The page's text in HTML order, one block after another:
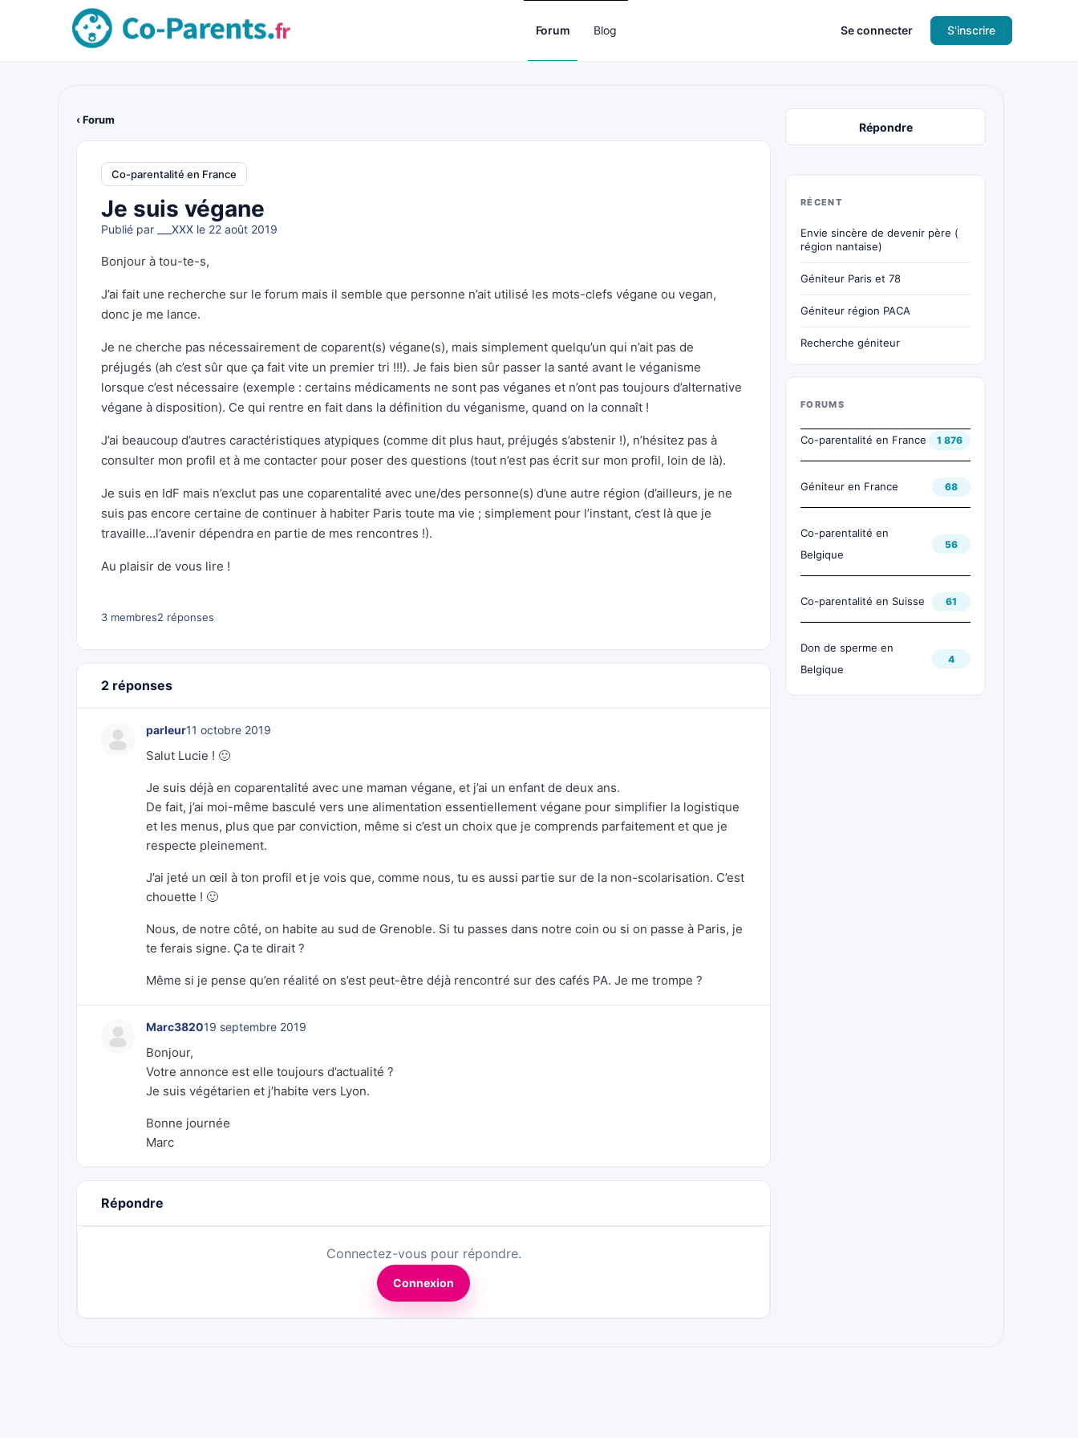
Forum Blog Se connecter S'inscrire
‹ Forum
Co-parentalité en France
Je suis végane
Publié par ___XXX le 22 août 2019
Bonjour à tou-te-s,
J’ai fait une recherche sur le forum mais il semble que personne n’ait utilisé les mots-clefs végane ou vegan,
donc je me lance.
Je ne cherche pas nécessairement de coparent(s) végane(s), mais simplement quelqu’un qui n’ait pas de
préjugés (ah c’est sûr que ça fait vite un premier tri !!!). Je fais bien sûr passer la santé avant le véganisme
lorsque c’est nécessaire (exemple : certains médicaments ne sont pas véganes et n’ont pas toujours d’alternative
végane à disposition). Ce qui rentre en fait dans la définition du véganisme, quand on la connaît !
J’ai beaucoup d’autres caractéristiques atypiques (comme dit plus haut, préjugés s’abstenir !), n’hésitez pas à
consulter mon profil et à me contacter pour poser des questions (tout n’est pas écrit sur mon profil, loin de là).
Je suis en IdF mais n’exclut pas une coparentalité avec une/des personne(s) d’une autre région (d’ailleurs, je ne
suis pas encore certaine de continuer à habiter Paris toute ma vie ; simplement pour l’instant, c’est là que je
travaille…l’avenir dépendra en partie de mes rencontres !).
Au plaisir de vous lire !
3 membres2 réponses
2 réponses
parleur11 octobre 2019
Salut Lucie ! 🙂
Je suis déjà en coparentalité avec une maman végane, et j’ai un enfant de deux ans.
De fait, j’ai moi-même basculé vers une alimentation essentiellement végane pour simplifier la logistique
et les menus, plus que par conviction, même si c’est un choix que je comprends parfaitement et que je
respecte pleinement.
J’ai jeté un œil à ton profil et je vois que, comme nous, tu es aussi partie sur de la non-scolarisation. C’est
chouette ! 🙂
Nous, de notre côté, on habite au sud de Grenoble. Si tu passes dans notre coin ou si on passe à Paris, je
te ferais signe. Ça te dirait ?
Même si je pense qu’en réalité on s’est peut-être déjà rencontré sur des cafés PA. Je me trompe ?
Marc382019 septembre 2019
Bonjour,
Votre annonce est elle toujours d’actualité ?
Je suis végétarien et j’habite vers Lyon.
Bonne journée
Marc
Répondre
Connectez-vous pour répondre.
Connexion
Répondre
RÉCENT
Envie sincère de devenir père (
région nantaise)
Géniteur Paris et 78
Géniteur région PACA
Recherche géniteur
FORUMS
Co-parentalité en France 1 876
Géniteur en France 68
Co-parentalité en
Belgique
56
Co-parentalité en Suisse 61
Don de sperme en
Belgique
4